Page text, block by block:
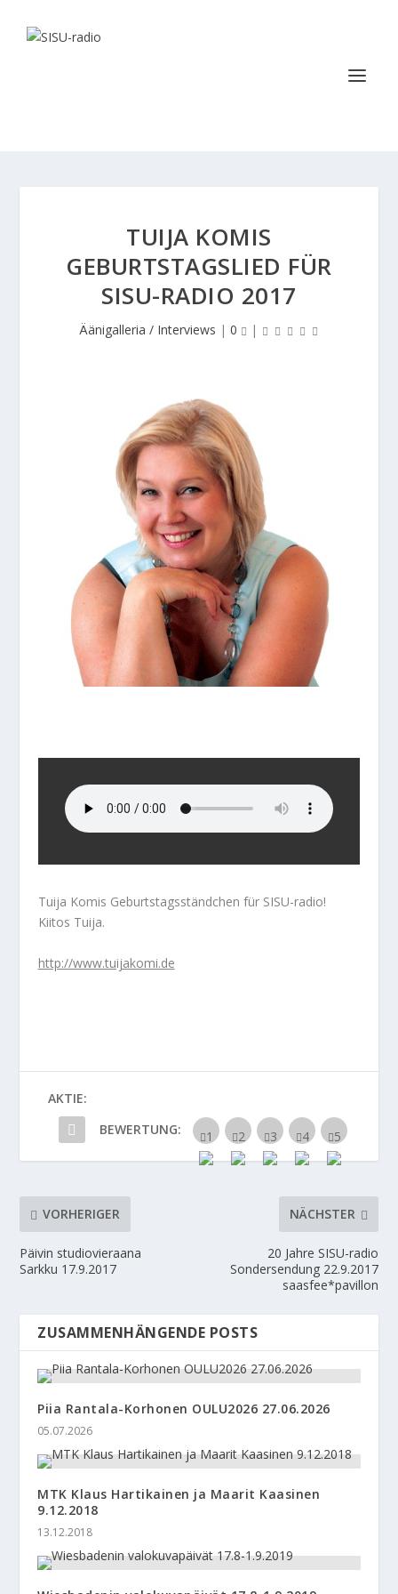
TUIJA KOMIS
GEBURTSTAGSLIED FÜR
SISU-RADIO 2017
Äänigalleria / Interviews | 0 |
Tuija Komis Geburtstagsständchen für SISU-radio!
Kiitos Tuija.
http://www.tuijakomi.de
AKTIE:
BEWERTUNG:
VORHERIGER
Päivin studiovieraana
Sarkku 17.9.2017
NÄCHSTER
20 Jahre SISU-radio
Sondersendung 22.9.2017
saasfee*pavillon
ZUSAMMENHÄNGENDE POSTS
Piia Rantala-Korhonen OULU2026 27.06.2026
05.07.2026
MTK Klaus Hartikainen ja Maarit Kaasinen
9.12.2018
13.12.2018